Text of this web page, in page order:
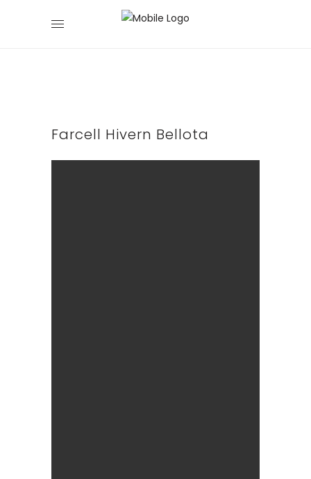
Farcell Hivern Bellota